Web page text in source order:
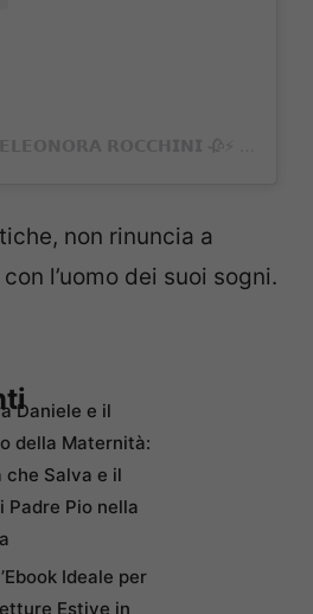
non rinuncia a
l’uomo dei suoi sogni.
Daniele e il
della Maternità:
che Salva e il
Padre Pio nella
Ideale per
Estive in